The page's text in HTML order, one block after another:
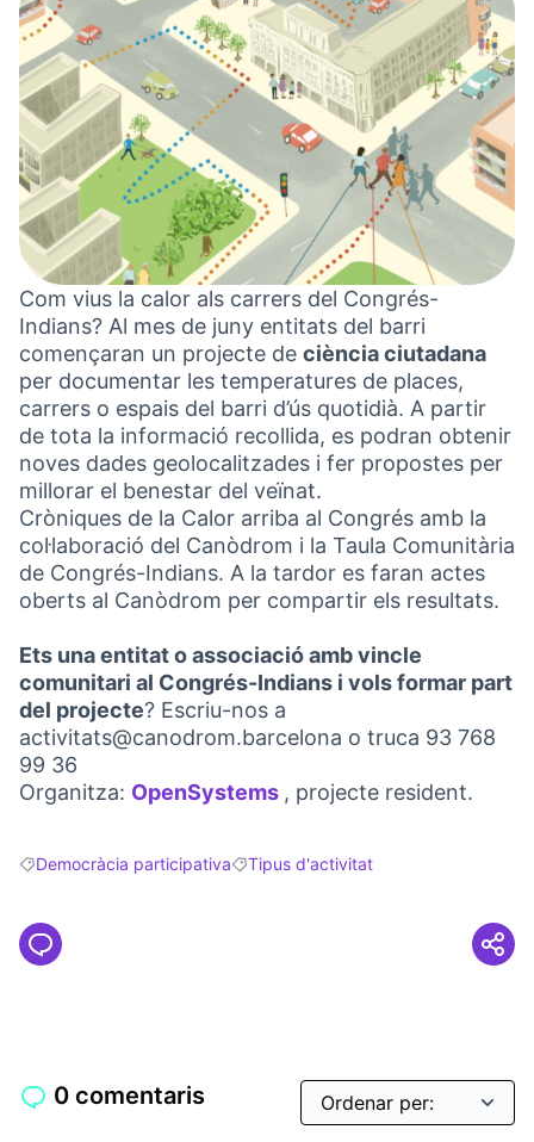
Com vius la calor als carrers del Congrés-
Indians? Al mes de juny entitats del barri
començaran un projecte de ciència ciutadana
per documentar les temperatures de places,
carrers o espais del barri d’ús quotidià. A partir
de tota la informació recollida, es podran obtenir
noves dades geolocalitzades i fer propostes per
millorar el benestar del veïnat.
Cròniques de la Calor arriba al Congrés amb la
col·laboració del Canòdrom i la Taula Comunitària
de Congrés-Indians. A la tardor es faran actes
oberts al Canòdrom per compartir els resultats.
Ets una entitat o associació amb vincle
comunitari al Congrés-Indians i vols formar part
del projecte? Escriu-nos a
activitats@canodrom.barcelona o truca 93 768
99 36
Organitza: OpenSystems
(Link externo)
, projecte resident.
Resultats en filtrar per: Democràcia participativa
Democràcia participativaResultats en filtrar per: Tipus
Tipus d'activitat
0 comentaris